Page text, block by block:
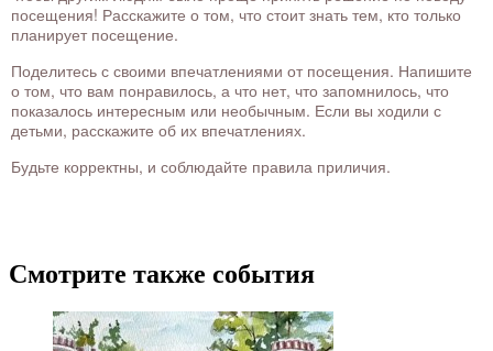
посещения! Расскажите о том, что стоит знать тем, кто только
планирует посещение.
Поделитесь с своими впечатлениями от посещения. Напишите
о том, что вам понравилось, а что нет, что запомнилось, что
показалось интересным или необычным. Если вы ходили с
детьми, расскажите об их впечатлениях.
Будьте корректны, и соблюдайте правила приличия.
Смотрите также события